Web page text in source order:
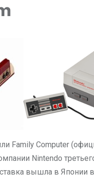
Family Computer
Nintendo
вышла в Японии